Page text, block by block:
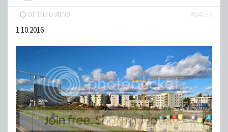
- 01.10.16 20:20
#84757
1.10.2016